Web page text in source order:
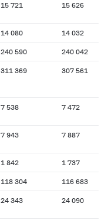
15 721 15 626
14 080 14 032
240 590 240 042
311 369 307 561
7 538 7 472
7 943 7 887
1 842 1 737
118 304 116 683
24 343 24 090